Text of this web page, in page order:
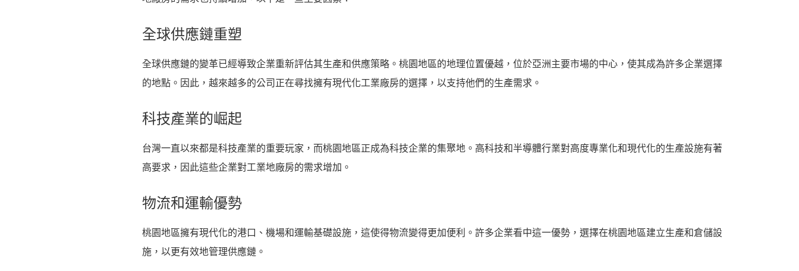
全球供應鏈重塑
全球供應鏈的變革已經導致企業重新評估其生產和供應策略。桃園地區的地理位置優越，位於亞洲主要市場的中心，使其成為許多企業選擇
的地點。因此，越來越多的公司正在尋找擁有現代化工業廠房的選擇，以支持他們的生產需求。
科技產業的崛起
台灣一直以來都是科技產業的重要玩家，而桃園地區正成為科技企業的集聚地。高科技和半導體行業對高度專業化和現代化的生產設施有著
高要求，因此這些企業對工業地廠房的需求增加。
物流和運輸優勢
桃園地區擁有現代化的港口、機場和運輸基礎設施，這使得物流變得更加便利。許多企業看中這一優勢，選擇在桃園地區建立生產和倉儲設
施，以更有效地管理供應鏈。